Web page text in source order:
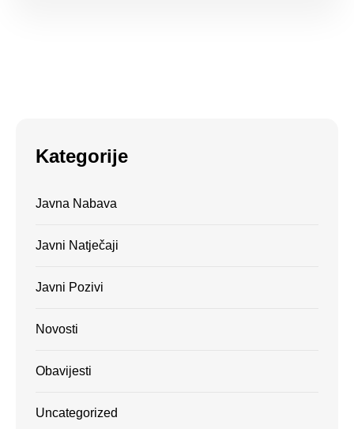
Kategorije
Javna Nabava
Javni Natječaji
Javni Pozivi
Novosti
Obavijesti
Uncategorized